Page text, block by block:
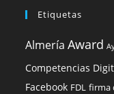
Etiquetas
Almería Award
Competencias
Facebook FDL firma